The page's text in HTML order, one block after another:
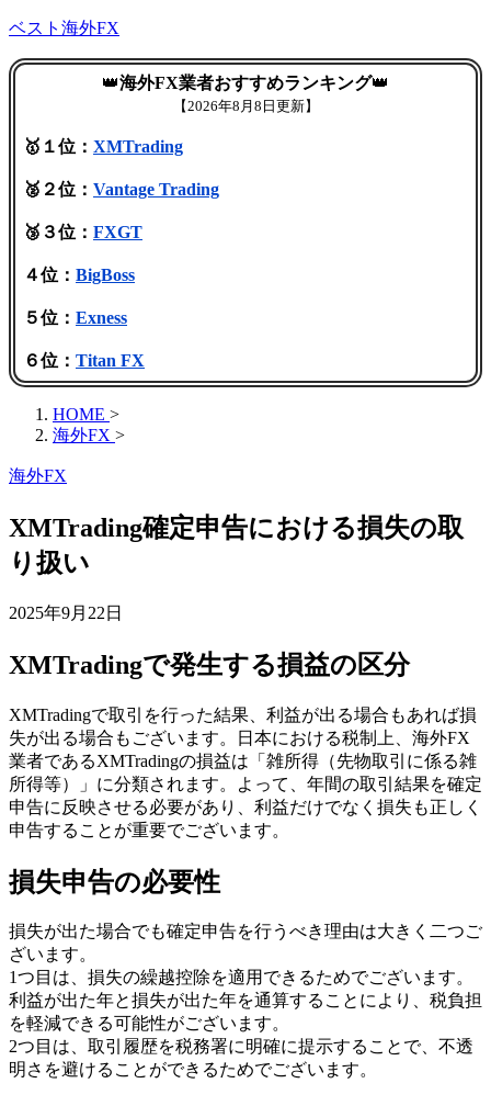
ベスト海外FX
👑海外FX業者おすすめランキング👑
【2026年8月8日更新】
🥇１位： XMTrading
🥈２位： Vantage Trading
🥉３位： FXGT
４位： BigBoss
５位： Exness
６位： Titan FX
HOME >
海外FX >
海外FX
XMTrading確定申告における損失の取
り扱い
2025年9月22日
XMTradingで発生する損益の区分
XMTradingで取引を行った結果、利益が出る場合もあれば損
失が出る場合もございます。日本における税制上、海外FX
業者であるXMTradingの損益は「雑所得（先物取引に係る雑
所得等）」に分類されます。よって、年間の取引結果を確定
申告に反映させる必要があり、利益だけでなく損失も正しく
申告することが重要でございます。
損失申告の必要性
損失が出た場合でも確定申告を行うべき理由は大きく二つご
ざいます。
1つ目は、損失の繰越控除を適用できるためでございます。
利益が出た年と損失が出た年を通算することにより、税負担
を軽減できる可能性がございます。
2つ目は、取引履歴を税務署に明確に提示することで、不透
明さを避けることができるためでございます。